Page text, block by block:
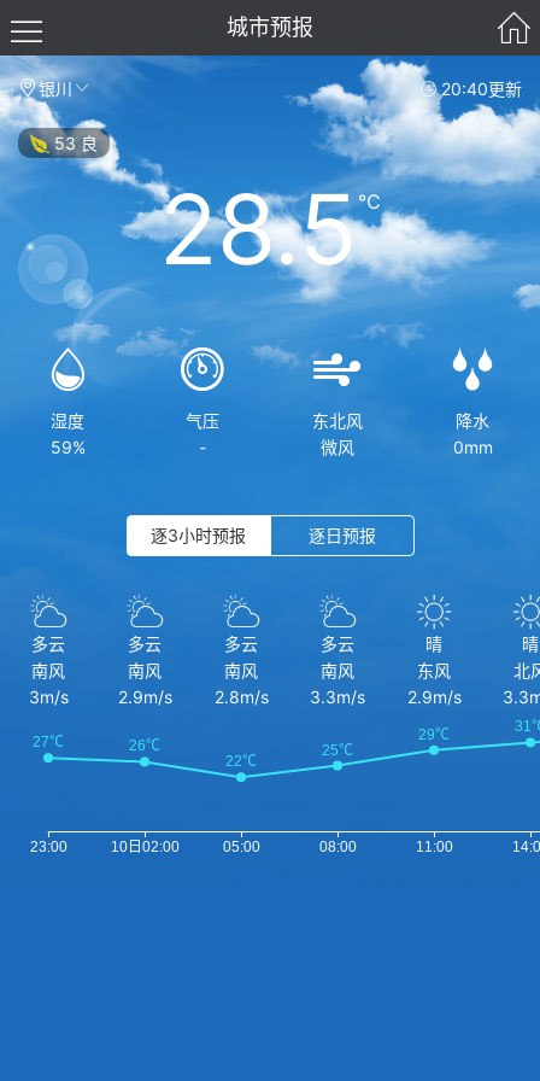
城市预报
银川 20:40更新
53 良
28.5℃
湿度
59%
气压
-
东北风
微风
降水
0mm
逐3小时预报 逐日预报
多云 多云 多云 多云 晴
晴
南风
3m/s
南风
2.9m/s
南风
2.8m/s
南风
3.3m/s
东风
2.9m/s
北